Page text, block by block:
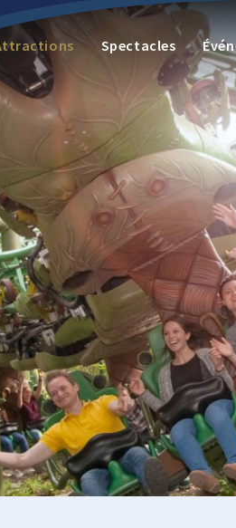
Spectacles